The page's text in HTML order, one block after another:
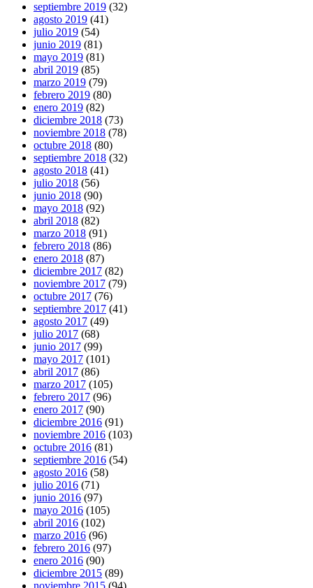
septiembre 2019 (32)
agosto 2019 (41)
julio 2019 (54)
junio 2019 (81)
mayo 2019 (81)
abril 2019 (85)
marzo 2019 (79)
febrero 2019 (80)
enero 2019 (82)
diciembre 2018 (73)
noviembre 2018 (78)
octubre 2018 (80)
septiembre 2018 (32)
agosto 2018 (41)
julio 2018 (56)
junio 2018 (90)
mayo 2018 (92)
abril 2018 (82)
marzo 2018 (91)
febrero 2018 (86)
enero 2018 (87)
diciembre 2017 (82)
noviembre 2017 (79)
octubre 2017 (76)
septiembre 2017 (41)
agosto 2017 (49)
julio 2017 (68)
junio 2017 (99)
mayo 2017 (101)
abril 2017 (86)
marzo 2017 (105)
febrero 2017 (96)
enero 2017 (90)
diciembre 2016 (91)
noviembre 2016 (103)
octubre 2016 (81)
septiembre 2016 (54)
agosto 2016 (58)
julio 2016 (71)
junio 2016 (97)
mayo 2016 (105)
abril 2016 (102)
marzo 2016 (96)
febrero 2016 (97)
enero 2016 (90)
diciembre 2015 (89)
noviembre 2015 (94)